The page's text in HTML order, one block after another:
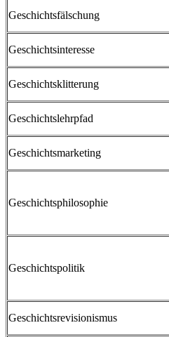
Geschichtsfälschung
Geschichtsinteresse
Geschichtsklitterung
Geschichtslehrpfad
Geschichtsmarketing
Geschichtsphilosophie
Geschichtspolitik
Geschichtsrevisionismus